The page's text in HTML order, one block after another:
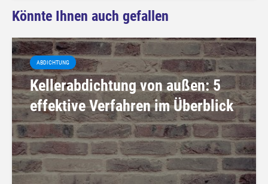
Könnte Ihnen auch gefallen
ABDICHTUNG
Kellerabdichtung von außen: 5
effektive Verfahren im Überblick